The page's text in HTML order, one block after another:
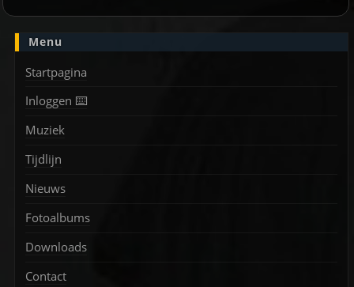
Menu
Startpagina
Inloggen ⌨️
Muziek
Tijdlijn
Nieuws
Fotoalbums
Downloads
Contact